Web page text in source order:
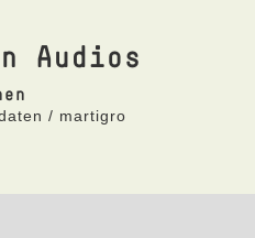
Audios
/ martigro